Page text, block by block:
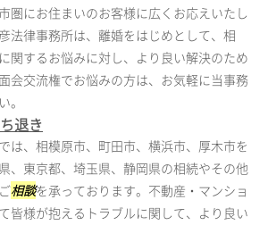
圏にお住まいのお客様に広くお応えいたし
法律事務所は、離婚をはじめとして、相
関するお悩みに対し、より良い解決のため
会交流権でお悩みの方は、お気軽に当事務
。
退き
は、相模原市、町田市、横浜市、厚木市を
、東京都、埼玉県、静岡県の相続やその他
相談を承っております。不動産・マンショ
皆様が抱えるトラブルに関して、より良い